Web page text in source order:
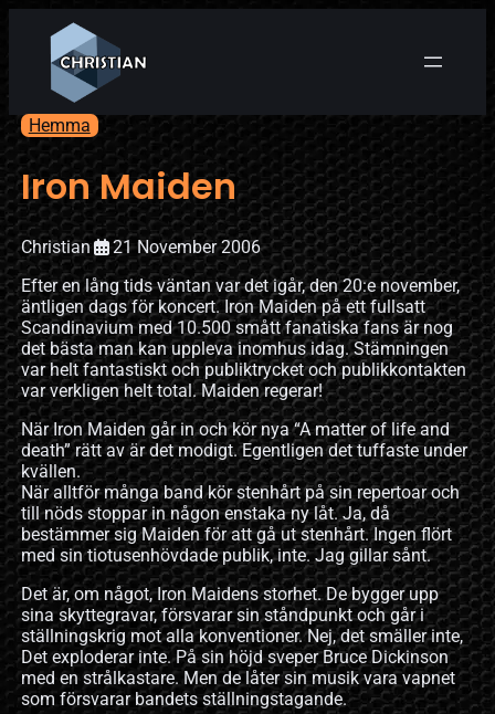
Hemma
Iron Maiden
Christian
21 November 2006
Efter en lång tids väntan var det igår, den 20:e november,
äntligen dags för koncert. Iron Maiden på ett fullsatt
Scandinavium med 10.500 smått fanatiska fans är nog
det bästa man kan uppleva inomhus idag. Stämningen
var helt fantastiskt och publiktrycket och publikkontakten
var verkligen helt total. Maiden regerar!
När Iron Maiden går in och kör nya “A matter of life and
death” rätt av är det modigt. Egentligen det tuffaste under
kvällen.
När alltför många band kör stenhårt på sin repertoar och
till nöds stoppar in någon enstaka ny låt. Ja, då
bestämmer sig Maiden för att gå ut stenhårt. Ingen flört
med sin tiotusenhövdade publik, inte. Jag gillar sånt.
Det är, om något, Iron Maidens storhet. De bygger upp
sina skyttegravar, försvarar sin ståndpunkt och går i
ställningskrig mot alla konventioner. Nej, det smäller inte,
Det exploderar inte. På sin höjd sveper Bruce Dickinson
med en strålkastare. Men de låter sin musik vara vapnet
som försvarar bandets ställningstagande.